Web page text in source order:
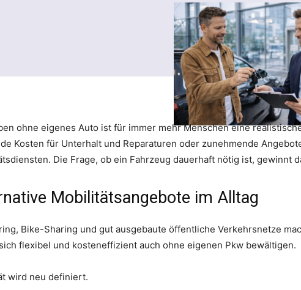
ohne eigenes Auto ist für immer mehr Menschen eine
Kosten für Unterhalt und Reparaturen oder zunehmende
Die Frage, ob ein Fahrzeug dauerhaft nötig ist, gewinnt
Mobilitätsangebote im Alltag
Bike-Sharing und gut ausgebaute öffentliche Verkehrsnetze
flexibel und kosteneffizient auch ohne eigenen Pkw bewältigen.
wird neu definiert.